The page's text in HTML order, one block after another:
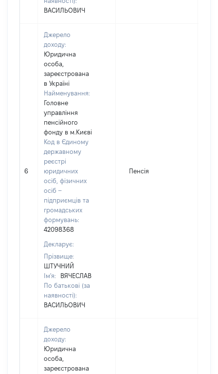
ВАСИЛЬОВИЧ
6
Джерело
доходу:
Юридична
особа,
зареєстрована
в Україні
Найменування:
Головне
управління
пенсійного
фонду в м.Києві
Код в Єдиному
державному
реєстрі
юридичних
осіб, фізичних
осіб –
підприємців та
громадських
формувань:
42098368
Декларує:
Прізвище:
ШТУЧНИЙ
Ім'я:
ВЯЧЕСЛАВ
По батькові (за
наявності):
ВАСИЛЬОВИЧ
Пенсія
Джерело
доходу:
Юридична
особа,
зареєстрована